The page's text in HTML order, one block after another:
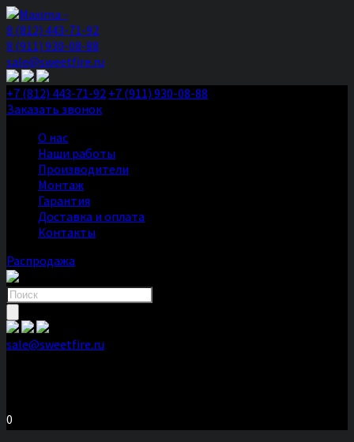
8 (812) 443-71-92
8 (911) 930-08-88
sale@sweetfire.ru
+7 (812) 443-71-92 +7 (911) 930-08-88
Заказать звонок
О нас
Наши работы
Производители
Монтаж
Гарантия
Доставка и оплата
Контакты
Распродажа
Поиск
товаров
sale@sweetfire.ru
0